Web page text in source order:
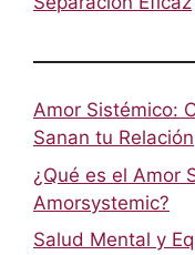
Amor Sistémico:
Sanan tu Relación
¿Qué es el Amor
Amorsystemic?
Salud Mental y